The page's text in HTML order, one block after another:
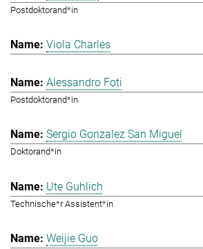
Postdoktorand*in
Viola Charles
Alessandro Foti
Postdoktorand*in
Sergio Gonzalez San Miguel
Doktorand*in
Ute Guhlich
Technische*r Assistent*in
Weijie Guo